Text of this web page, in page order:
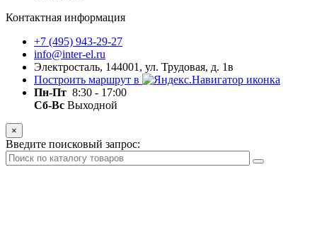
Контактная информация
+7 (495) 943-29-27
info@inter-el.ru
Электросталь, 144001, ул. Трудовая, д. 1в
Построить маршрут в
Пн-Пт 8:30 - 17:00
Сб-Вс Выходной
×
Введите поисковый запрос: